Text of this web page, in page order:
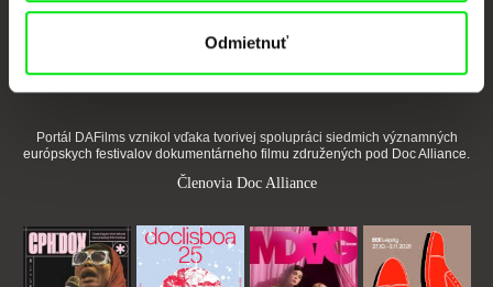
Odmietnuť
Vaše online kino
Nové filmy každý týždeň
Portál DAFilms vznikol vďaka tvorivej spolupráci siedmich významných
európskych festivalov dokumentárneho filmu združených pod Doc Alliance.
Členovia Doc Alliance